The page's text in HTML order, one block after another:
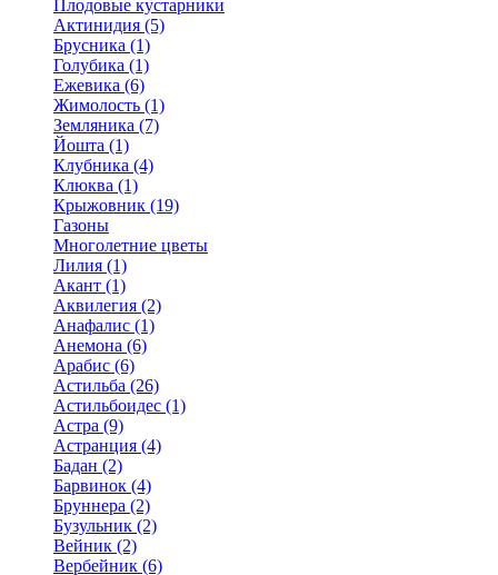
Плодовые кустарники
Актинидия (5)
Брусника (1)
Голубика (1)
Ежевика (6)
Жимолость (1)
Земляника (7)
Йошта (1)
Клубника (4)
Клюква (1)
Крыжовник (19)
Газоны
Многолетние цветы
Лилия (1)
Акант (1)
Аквилегия (2)
Анафалис (1)
Анемона (6)
Арабис (6)
Астильба (26)
Астильбоидес (1)
Астра (9)
Астранция (4)
Бадан (2)
Барвинок (4)
Бруннера (2)
Бузульник (2)
Вейник (2)
Вербейник (6)